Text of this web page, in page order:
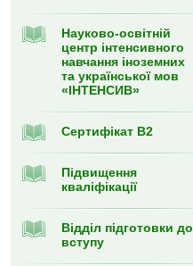
Науково-освітній
центр інтенсивного
навчання іноземних
та української мов
«ІНТЕНСИВ»
Сертифікат В2
Підвищення
кваліфікації
Відділ підготовки до
вступу